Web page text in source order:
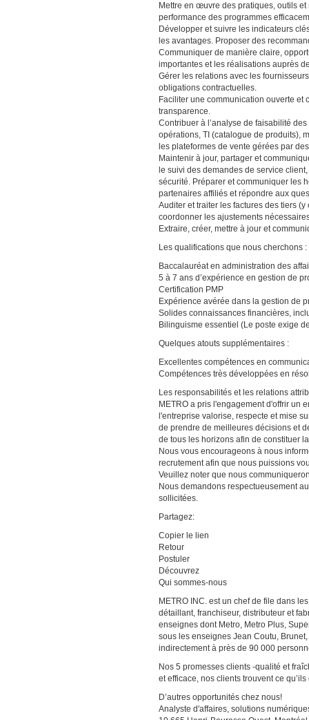
Mettre en œuvre des pratiques, outils
performance des programmes
Développer et suivre les indicateurs
les avantages. Proposer des
Communiquer de manière claire,
importantes et les réalisations auprès
Gérer les relations avec les
obligations contractuelles.
Faciliter une communication ouverte et
transparence.
Contribuer à l’analyse de faisabilité
opérations, TI (catalogue de produits),
les plateformes de vente gérées par
Maintenir à jour, partager et
le suivi des demandes de service
sécurité. Préparer et communiquer les
partenaires affiliés et répondre aux
Auditer et traiter les factures des tiers
coordonner les ajustements
Extraire, créer, mettre à jour et
Les qualifications que nous cherchons :
Baccalauréat en administration des
5 à 7 ans d’expérience en gestion de
Certification PMP
Expérience avérée dans la gestion de
Solides connaissances financières,
Bilinguisme essentiel (Le poste exige
Quelques atouts supplémentaires :
Excellentes compétences en
Compétences très développées en
Les responsabilités et les relations
METRO a pris l'engagement d'offrir un
l'entreprise valorise, respecte et mise
de prendre de meilleures décisions et
de tous les horizons afin de constituer
Nous vous encourageons à nous
recrutement afin que nous puissions
Veuillez noter que nous
Nous demandons respectueusement
sollicitées.
Partagez:
Copier le lien
Retour
Postuler
Découvrez
Qui sommes-nous
METRO INC. est un chef de file dans
détaillant, franchiseur, distributeur et
enseignes dont Metro, Metro Plus,
sous les enseignes Jean Coutu,
indirectement à près de 90 000
Nos 5 promesses clients -qualité et
et efficace, nos clients trouvent ce
D’autres opportunités chez nous!
Analyste d'affaires, solutions